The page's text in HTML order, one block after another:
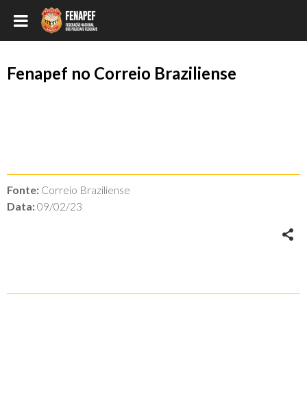
Fenapef no Correio Braziliense
Fonte: Correio Braziliense
Data:09/02/23